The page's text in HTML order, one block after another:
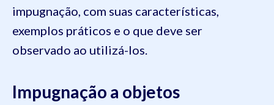
impugnação, com suas características,
exemplos práticos e o que deve ser
observado ao utilizá-los.
Impugnação a objetos